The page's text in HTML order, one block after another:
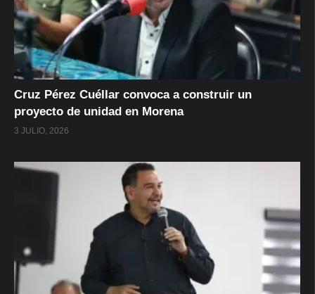
Cruz Pérez Cuéllar convoca a construir un
proyecto de unidad en Morena
3 JULIO, 2026